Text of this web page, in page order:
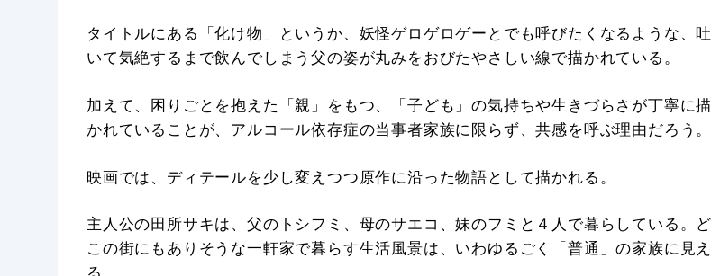
タイトルにある「化け物」というか、妖怪ゲロゲロゲーとでも呼びたくなるような、吐
いて気絶するまで飲んでしまう父の姿が丸みをおびたやさしい線で描かれている。
加えて、困りごとを抱えた「親」をもつ、「子ども」の気持ちや生きづらさが丁寧に描
かれていることが、アルコール依存症の当事者家族に限らず、共感を呼ぶ理由だろう。
映画では、ディテールを少し変えつつ原作に沿った物語として描かれる。
主人公の田所サキは、父のトシフミ、母のサエコ、妹のフミと４人で暮らしている。ど
この街にもありそうな一軒家で暮らす生活風景は、いわゆるごく「普通」の家族に見え